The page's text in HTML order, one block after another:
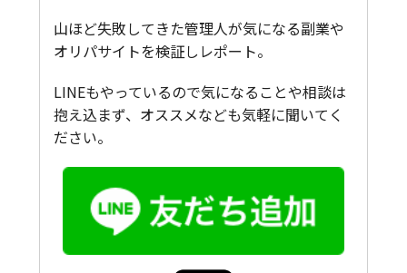
山ほど失敗してきた管理人が気になる副業や
オリパサイトを検証しレポート。
LINEもやっているので気になることや相談は
抱え込まず、オススメなども気軽に聞いてく
ださい。